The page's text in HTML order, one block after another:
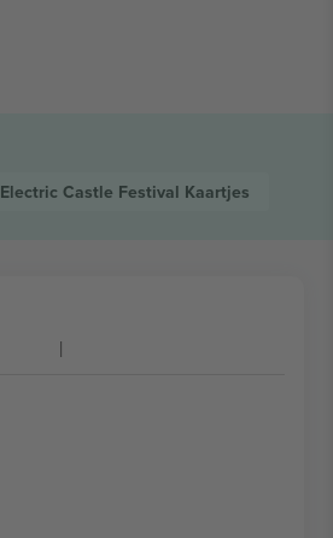
Electric Castle Festival Kaartjes